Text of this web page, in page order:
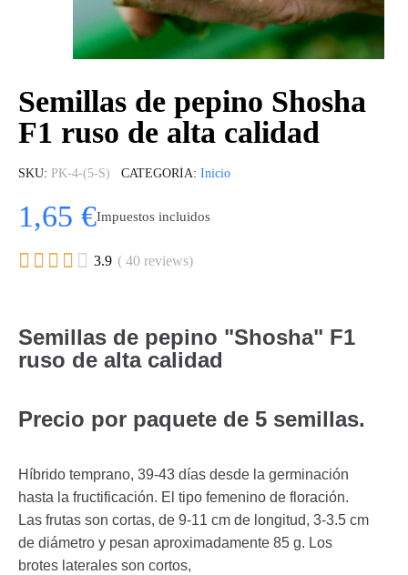
Semillas de pepino Shosha
F1 ruso de alta calidad
SKU PK-4-(5-S) CATEGORÍA Inicio
1,65 €Impuestos incluidos
     3.9 ( 40 reviews)
Semillas de pepino "Shosha" F1
ruso de alta calidad
Precio por paquete de 5 semillas.
Híbrido temprano, 39-43 días desde la germinación
hasta la fructificación. El tipo femenino de floración.
Las frutas son cortas, de 9-11 cm de longitud, 3-3.5 cm
de diámetro y pesan aproximadamente 85 g. Los
brotes laterales son cortos,